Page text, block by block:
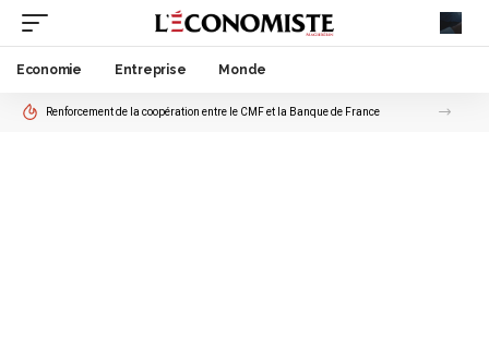
Economie Entreprise Monde
Renforcement de la coopération entre le CMF et la Banque de France